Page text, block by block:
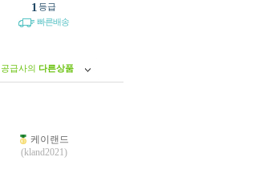
1 등급
빠른배송
공급사의 다른상품
케이랜드
(kland2021)